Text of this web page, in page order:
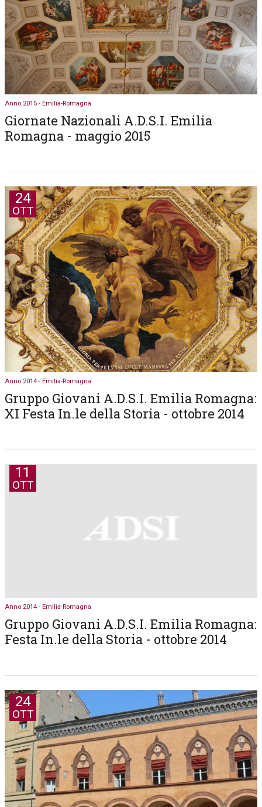
Anno 2015 - Emilia-Romagna
Giornate Nazionali A.D.S.I. Emilia
Romagna - maggio 2015
24
OTT
Anno 2014 - Emilia-Romagna
Gruppo Giovani A.D.S.I. Emilia Romagna:
XI Festa In.le della Storia - ottobre 2014
11
OTT
Anno 2014 - Emilia-Romagna
Gruppo Giovani A.D.S.I. Emilia Romagna:
Festa In.le della Storia - ottobre 2014
24
OTT